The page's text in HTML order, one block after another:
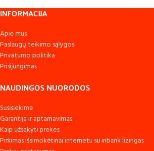
INFORMACIJA
Apie mus
Paslaugų teikimo sąlygos
Privatumo politika
Prisijungimas
NAUDINGOS NUORODOS
Susisiekime
Garantija ir aptarnavimas
Kaip užsakyti prekes
Pirkimas išsimokėtinai internetu su inbank lizingas